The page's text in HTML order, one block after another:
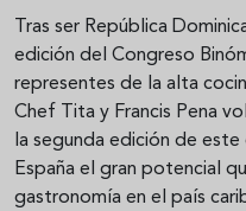
Tras ser República
edición del Congreso
representes de la alta
Chef Tita y Francis Pena
la segunda edición de
España el gran potencial
gastronomía en el país